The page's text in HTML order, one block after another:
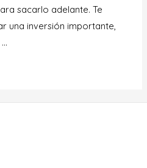
sacarlo adelante. Te
una inversión importante,